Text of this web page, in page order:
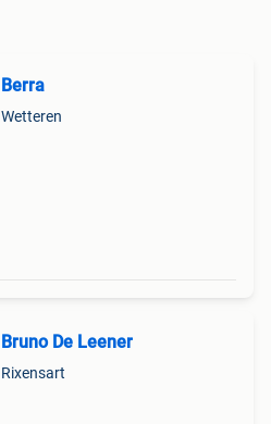
Berra
Wetteren
Bruno De Leener
Rixensart